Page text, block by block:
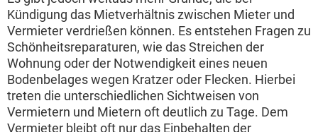
Kündigung das Mietverhältnis zwischen Mieter und
Vermieter verdrießen können. Es entstehen Fragen zu
Schönheitsreparaturen, wie das Streichen der
Wohnung oder der Notwendigkeit eines neuen
Bodenbelages wegen Kratzer oder Flecken. Hierbei
treten die unterschiedlichen Sichtweisen von
Vermietern und Mietern oft deutlich zu Tage. Dem
Vermieter bleibt oft nur das Einbehalten der